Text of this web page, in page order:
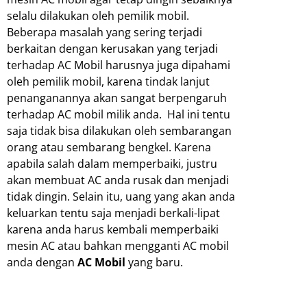
selalu dilakukan oleh pemilik mobil.
Beberapa masalah yang sering terjadi
berkaitan dengan kerusakan yang terjadi
terhadap AC Mobil harusnya juga dipahami
oleh pemilik mobil, karena tindak lanjut
penanganannya akan sangat berpengaruh
terhadap AC mobil milik anda. Hal ini tentu
saja tidak bisa dilakukan oleh sembarangan
orang atau sembarang bengkel. Karena
apabila salah dalam memperbaiki, justru
akan membuat AC anda rusak dan menjadi
tidak dingin. Selain itu, uang yang akan anda
keluarkan tentu saja menjadi berkali-lipat
karena anda harus kembali memperbaiki
mesin AC atau bahkan mengganti AC mobil
anda dengan AC Mobil yang baru.